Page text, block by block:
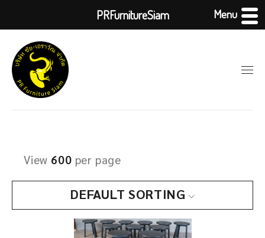
DEFAULT SORTING
View 600 per page
PRFurnitureSiam Menu